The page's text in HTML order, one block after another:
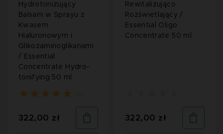
Hydrotonizujący
Balsam w Sprayu z
Kwasem
Hialuronowym i
Glikozaminoglikanami
/ Essential
Concentrate Hydro-
tonifying 50 ml
322,00 zł
Rewitalizująco
Rozświetlający /
Essential Oligo
Concentrate 50 ml
322,00 zł